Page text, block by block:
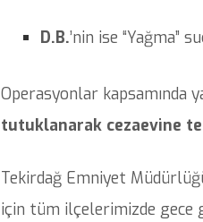
D.B.’nin ise “Yağma”
Operasyonlar kapsamında
tutuklanarak cezaevine
Tekirdağ Emniyet
için tüm ilçelerimizde gece